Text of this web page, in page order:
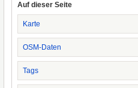
Auf dieser Seite
Karte
OSM-Daten
Tags